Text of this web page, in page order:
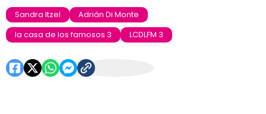
Sandra Itzel
Adrián Di Monte
la casa de los famosos 3
LCDLFM 3